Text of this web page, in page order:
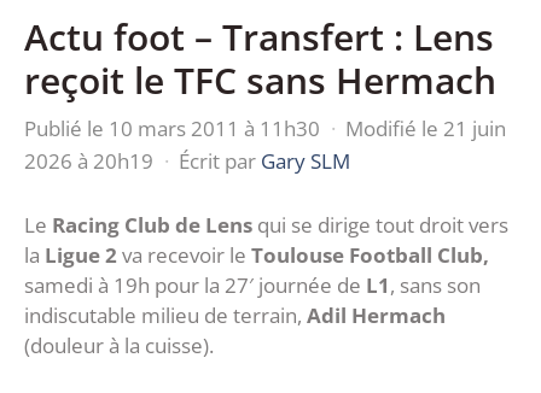
Actu foot – Transfert : Lens
reçoit le TFC sans Hermach
Publié le 10 mars 2011 à 11h30 · Modifié le 21 juin
2026 à 20h19 · Écrit par Gary SLM
Le Racing Club de Lens qui se dirige tout droit vers
la Ligue 2 va recevoir le Toulouse Football Club,
samedi à 19h pour la 27′ journée de L1, sans son
indiscutable milieu de terrain, Adil Hermach
(douleur à la cuisse).